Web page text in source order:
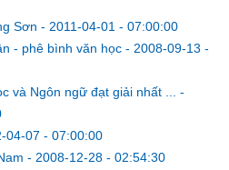
Sơn - 2011-04-01 - 07:00:00
- phê bình văn học - 2008-09-13 -
và Ngôn ngữ đạt giải nhất ... -
04-07 - 07:00:00
- 2008-12-28 - 02:54:30